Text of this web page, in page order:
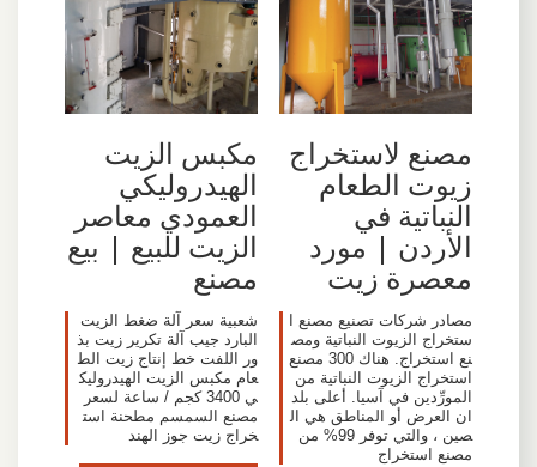
مصنع لاستخراج
زيوت الطعام
النباتية في
الأردن | مورد
معصرة زيت
مصادر شركات تصنيع مصنع ا
ستخراج الزيوت النباتية ومص
نع استخراج. هناك 300 مصنع
استخراج الزيوت النباتية من
المورِّدين في آسيا. أعلى بلد
ان العرض أو المناطق هي ال
صين ، والتي توفر 99% من
مصنع استخراج
مكبس الزيت
الهيدروليكي
العمودي معاصر
الزيت للبيع | بيع
مصنع
شعبية سعر آلة ضغط الزيت
البارد جيب آلة تكرير زيت بذ
ور اللفت خط إنتاج زيت الط
عام مكبس الزيت الهيدروليك
ي 3400 كجم / ساعة لسعر
مصنع السمسم مطحنة است
خراج زيت جوز الهند